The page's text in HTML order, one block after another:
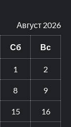
Август 2026
Сб Вс
1 2
8 9
15 16